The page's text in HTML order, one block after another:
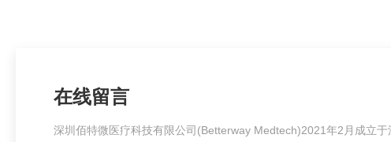
在线留言
深圳佰特微医疗科技有限公司(Betterway Medtech)2021年2月成立